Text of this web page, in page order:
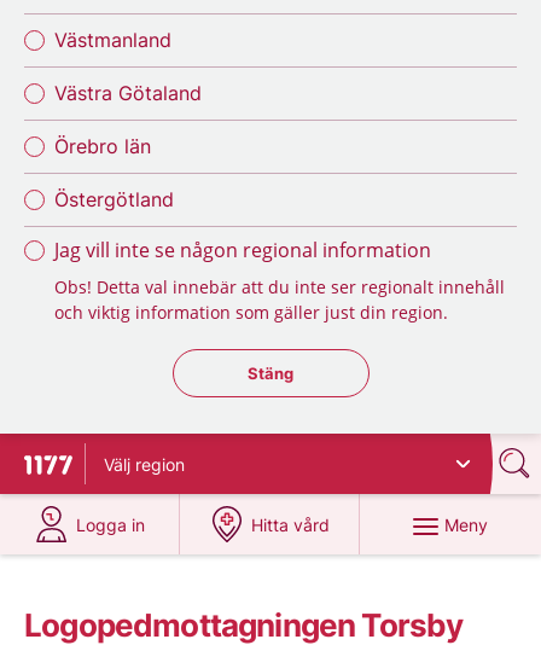
Västmanland
Västra Götaland
Örebro län
Östergötland
Jag vill inte se någon regional information
Obs! Detta val innebär att du inte ser regionalt innehåll
och viktig information som gäller just din region.
Stäng regionsväljaren
Stäng
Till startsidan för 1177
Välj region
Logga in
på 1177.se
Hitta vård
på 1177.se
Meny
Logopedmottagningen Torsby